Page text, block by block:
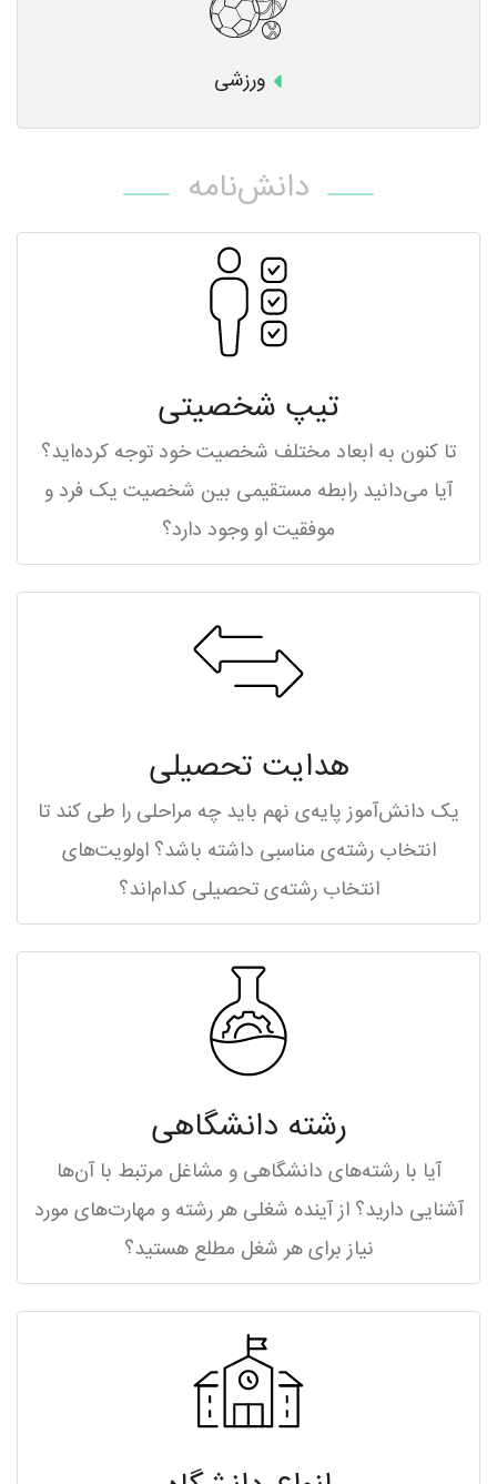
ورزشی
دانش‌نامه
تیپ شخصیتی
تا کنون به ابعاد مختلف شخصیت خود توجه کرده‌اید؟
آیا می‌دانید رابطه مستقیمی بین شخصیت یک فرد و
موفقیت او وجود دارد؟
هدایت تحصیلی
یک دانش‌آموز پایه‌ی نهم باید چه مراحلی را طی کند تا
انتخاب رشته‌ی مناسبی داشته باشد؟ اولویت‌های
انتخاب رشته‌ی تحصیلی کدام‌اند؟
رشته دانشگاهی
آیا با رشته‌های دانشگاهی و مشاغل مرتبط با آن‌ها
آشنایی دارید؟ از آینده شغلی هر رشته و مهارت‌های مورد
نیاز برای هر شغل مطلع هستید؟